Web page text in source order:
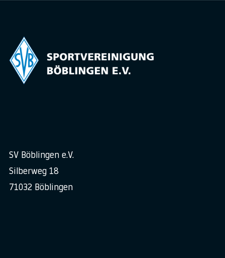
SV Böblingen e.V.
Silberweg 18
71032 Böblingen